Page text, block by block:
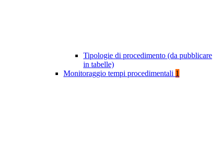
Tipologie di procedimento (da pubblicare
in tabelle)
Monitoraggio tempi procedimentali 1